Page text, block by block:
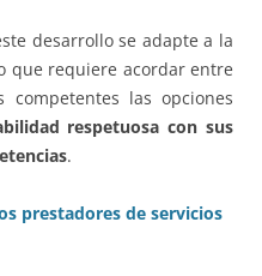
desarrollo se adapte a la
que requiere acordar entre
competentes las opciones
respetuosa con sus
.
prestadores de servicios